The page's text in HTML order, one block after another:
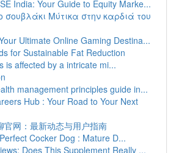
India: Your Guide to Equity Marke...
σουβλάκι Μύτικα στην καρδιά του
Ultimate Online Gaming Destina...
for Sustainable Fat Reduction
is affected by a intricate mi...
management principles guide in...
Hub : Your Road to Your Next
官网：最新动态与用户指南
Cocker Dog : Mature D...
Does This Supplement Really ...